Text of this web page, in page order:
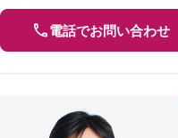
電話でお問い合わせ